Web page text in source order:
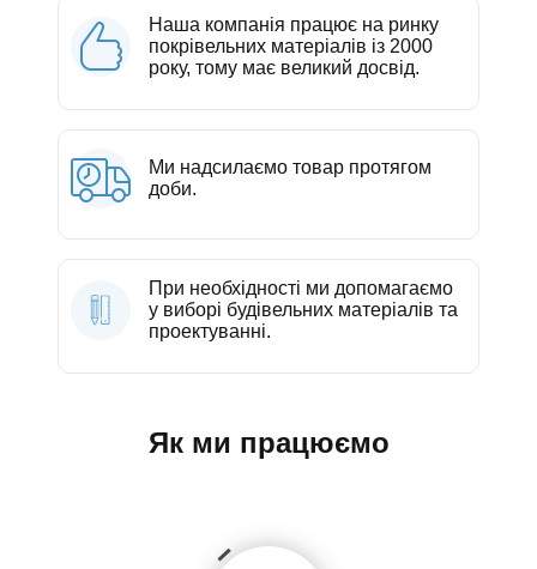
Наша компанія працює на ринку
покрівельних матеріалів із 2000
року, тому має великий досвід.
Ми надсилаємо товар протягом
доби.
При необхідності ми допомагаємо
у виборі будівельних матеріалів та
проектуванні.
Як ми працюємо